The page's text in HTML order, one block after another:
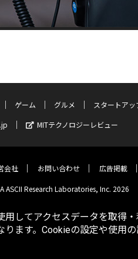
ゲーム グルメ スタートアッ
MITテクノロジーレビュー
会社 お問い合わせ 広告掲載
ASCII Research Laboratories, Inc. 2026
してアクセスデータを取得
ます。Cookieの設定や使用